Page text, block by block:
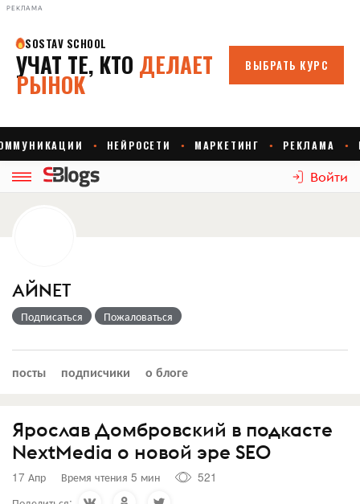
РЕКЛАМА
Войти
АЙNЕТ
Подписаться Пожаловаться
посты подписчики о блоге
Ярослав Домбровский в подкасте
NextMedia о новой эре SEO
17 Апр Время чтения 5 мин
521